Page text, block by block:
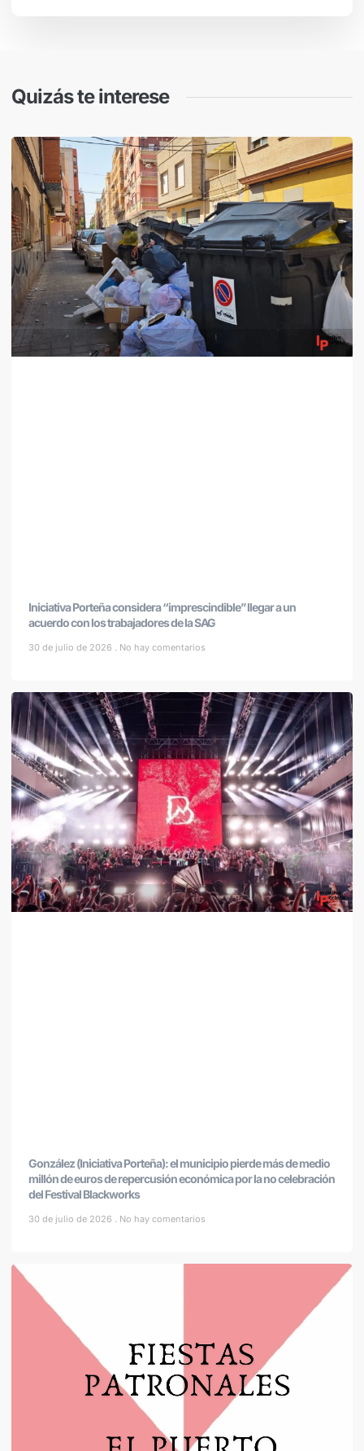
Quizás te interese
Iniciativa Porteña considera “imprescindible” llegar a un
acuerdo con los trabajadores de la SAG
30 de julio de 2026 No hay comentarios
González (Iniciativa Porteña): el municipio pierde más de medio
millón de euros de repercusión económica por la no celebración
del Festival Blackworks
30 de julio de 2026 No hay comentarios